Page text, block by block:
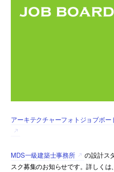
アーキテクチャーフォトジョブボ
MDS一級建築士事務所
の設計ス
スク募集のお知らせです。詳しくは、